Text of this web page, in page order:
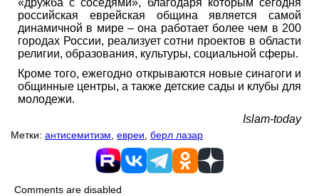
российская еврейская община является самой
динамичной в мире – она работает более чем в 200
городах России, реализует сотни проектов в области
религии, образования, культуры, социальной сферы.
Кроме того, ежегодно открываются новые синагоги и
общинные центры, а также детские сады и клубы для
молодежи.
Islam-today
Метки: антисемитизм евреи берл лазар
Comments are disabled